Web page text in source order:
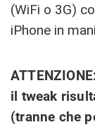
(WiFi o 3G)
iPhone in
il tweak
(tranne che